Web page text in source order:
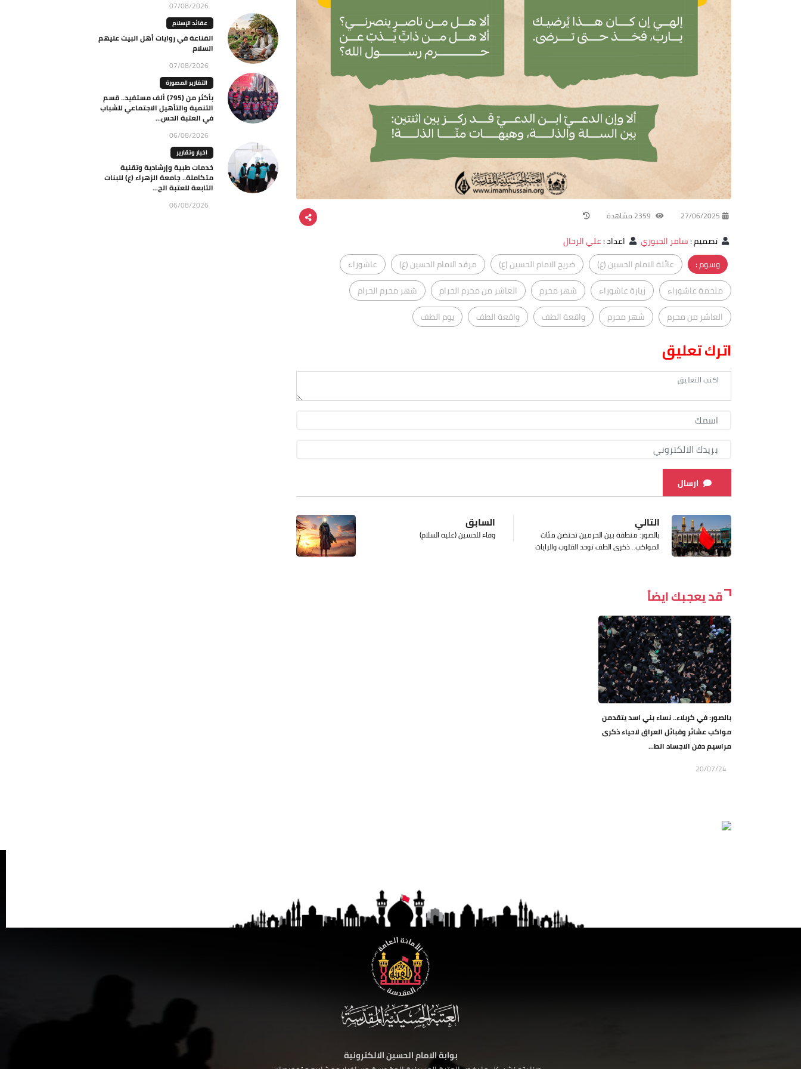
27/06/2025
تصميم:سامر الجبوري اعداد:علي الرحال
وسوم :
عائلة الامام الحسين (ع) ضريح الامام الحسين (ع) مرقد الامام الحسين (ع)
عاشوراء
ملحمة عاشوراء
زيارة عاشوراء شهر محرم العاشر من محرم الحرام
شهر محرم الحرام
العاشر من محرم
شهر محرم واقعة الطف واقعة الطف يوم الطف
اترك تعليق
ارسال
السابق
وفاء للحسين (عليه السلام)
التالي
بالصور: منطقة بين الحرمين تحتضن مئات
المواكب.. ذكرى الطف توحد القلوب والرايات
قد يعجبك ايضاً
بالصور: في كربلاء.. نساء بني اسد يتقدمن
مواكب عشائر وقبائل العراق لاحياء ذكرى
مراسيم دفن الاجساد الط...
20/07/24
07/08/2026
عقائد الإسلام
القناعة في روايات أهل البيت عليهم
السلام
07/08/2026
التقارير المصورة
بأكثر من (795) ألف مستفيد.. قسم
التنمية والتأهيل الاجتماعي للشباب
في العتبة الحس...
06/08/2026
اخبار وتقارير
خدمات طبية وإرشادية وتقنية
متكاملة.. جامعة الزهراء (ع) للبنات
التابعة للعتبة الح...
06/08/2026
بوابة الامام الحسين الالكترونية